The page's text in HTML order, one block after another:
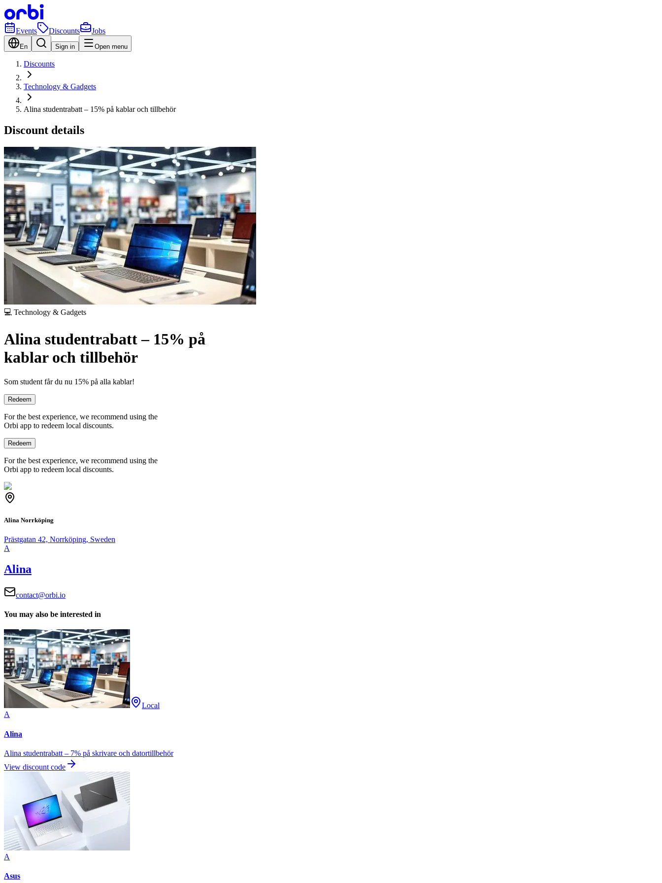
Events Discounts Jobs
En Sign in Open menu
Discounts
Technology & Gadgets
Alina studentrabatt – 15% på kablar och tillbehör
Discount details
💻 Technology & Gadgets
Alina studentrabatt – 15% på
kablar och tillbehör
Som student får du nu 15% på alla kablar!
Redeem
For the best experience, we recommend using the
Orbi app to redeem local discounts.
Redeem
For the best experience, we recommend using the
Orbi app to redeem local discounts.
Alina Norrköping
Prästgatan 42, Norrköping, Sweden
A
Alina
contact@orbi.io
You may also be interested in
Local
A
Alina
Alina studentrabatt – 7% på skrivare och datortillbehör
View discount code
A
Asus